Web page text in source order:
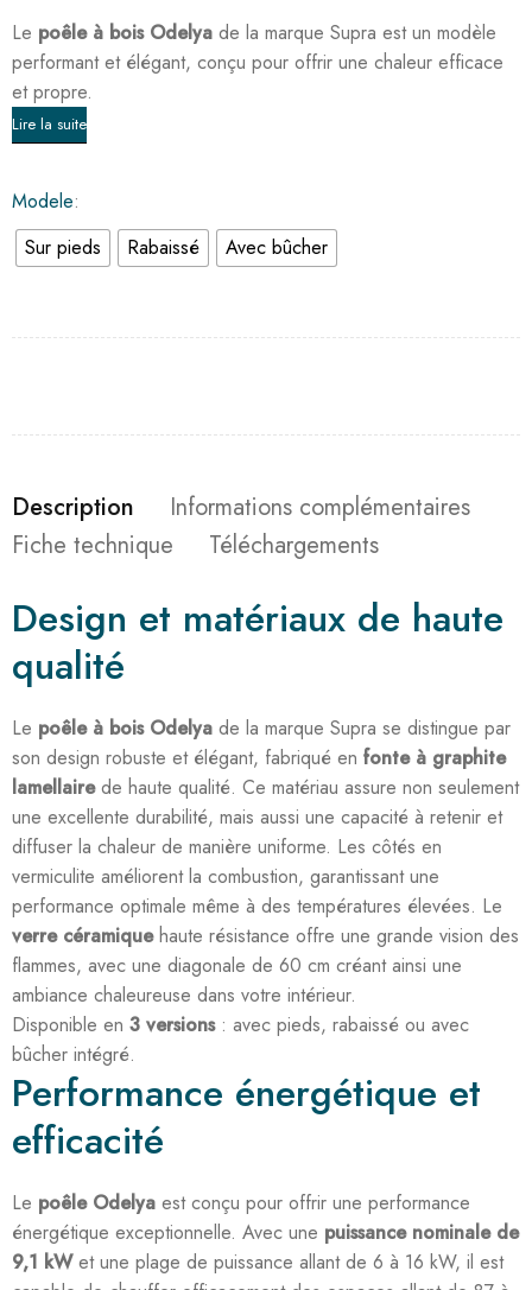
Le poêle à bois Odelya de la marque Supra est un modèle
performant et élégant, conçu pour offrir une chaleur efficace
et propre.
Lire la suite
Modele
Sur pieds
Rabaissé Avec bûcher
Description
Informations complémentaires
Fiche technique
Téléchargements
Design et matériaux de haute
qualité
Le poêle à bois Odelya de la marque Supra se distingue par
son design robuste et élégant, fabriqué en fonte à graphite
lamellairede haute qualité. Ce matériau assure non seulement
une excellente durabilité, mais aussi une capacité à retenir et
diffuser la chaleur de manière uniforme. Les côtés en
vermiculite améliorent la combustion, garantissant une
performance optimale même à des températures élevées. Le
verre céramiquehaute résistance offre une grande vision des
flammes, avec une diagonale de 60 cm créant ainsi une
ambiance chaleureuse dans votre intérieur.
Disponible en 3 versions: avec pieds, rabaissé ou avec
bûcher intégré.
Performance énergétique et
efficacité
Le poêle Odelya est conçu pour offrir une performance
énergétique exceptionnelle. Avec une puissance nominale de
9,1 kWet une plage de puissance allant de 6 à 16 kW, il est